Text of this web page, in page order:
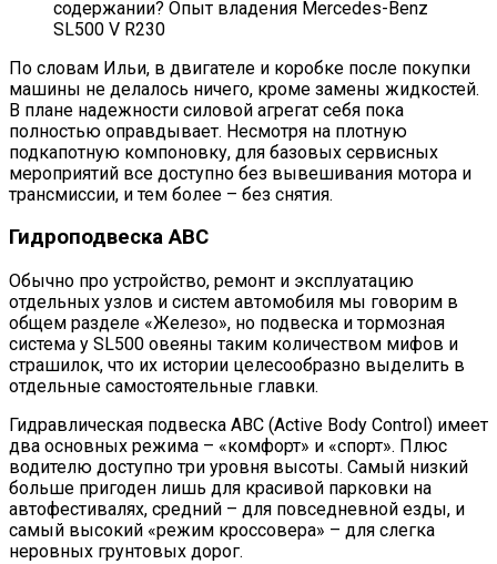
По словам Ильи, в двигателе и коробке после покупки
машины не делалось ничего, кроме замены жидкостей.
В плане надежности силовой агрегат себя пока
полностью оправдывает. Несмотря на плотную
подкапотную компоновку, для базовых сервисных
мероприятий все доступно без вывешивания мотора и
трансмиссии, и тем более – без снятия.
Гидроподвеска ABC
Обычно про устройство, ремонт и эксплуатацию
отдельных узлов и систем автомобиля мы говорим в
общем разделе «Железо», но подвеска и тормозная
система у SL500 овеяны таким количеством мифов и
страшилок, что их истории целесообразно выделить в
отдельные самостоятельные главки.
Гидравлическая подвеска ABC (Active Body Control) имеет
два основных режима – «комфорт» и «спорт». Плюс
водителю доступно три уровня высоты. Самый низкий
больше пригоден лишь для красивой парковки на
автофестивалях, средний – для повседневной езды, и
самый высокий «режим кроссовера» – для слегка
неровных грунтовых дорог.